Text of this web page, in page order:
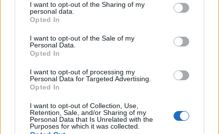
not limited to your visit or usage behaviour. You may click to
grant or deny consent to Google and its third-party tags to
use your data for below specified purposes in below Google
consent section.
I want to opt-out of the Sharing of my
personal data.
Opted In
I want to opt-out of the Sale of my
Personal Data.
Opted In
I want to opt-out of processing my
Personal Data for Targeted Advertising.
Opted In
I want to opt-out of Collection, Use,
Retention, Sale, and/or Sharing of my
Personal Data that Is Unrelated with the
Purposes for which it was collected.
A technikás death metal zenekar szeptemberben